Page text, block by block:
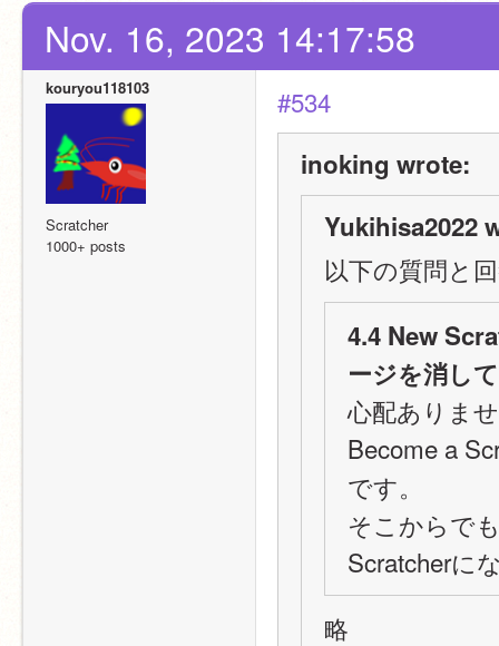
Nov. 16, 2023 14:17:58
kouryou118103
Scratcher
1000+ posts
#534
inoking wrote:
Yukihisa2022
以下の質問と
4.4 New
ージを消し
心配ありま
Become a
です。
そこからで
Scratcherに
略